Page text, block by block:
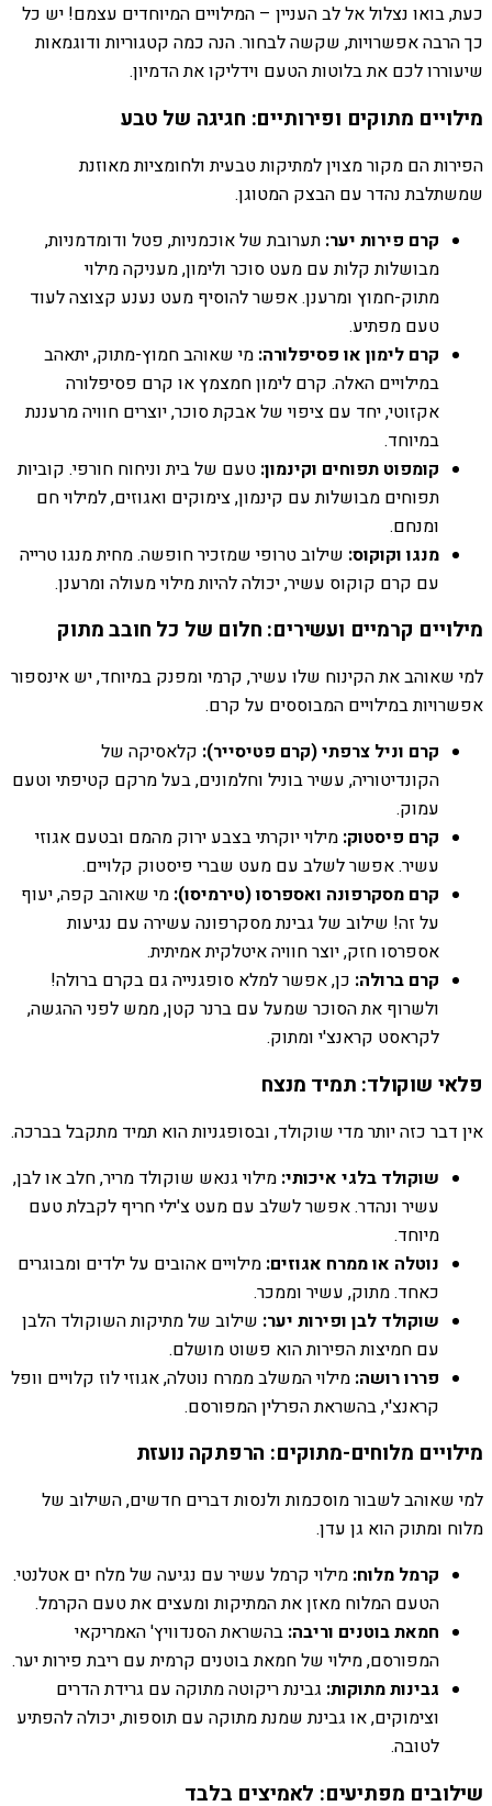
כעת, בואו נצלול אל לב העניין – המילויים המיוחדים עצמם! יש כל
כך הרבה אפשרויות, שקשה לבחור. הנה כמה קטגוריות ודוגמאות
שיעוררו לכם את בלוטות הטעם וידליקו את הדמיון.
מילויים מתוקים ופירותיים: חגיגה של טבע
הפירות הם מקור מצוין למתיקות טבעית ולחומציות מאוזנת
שמשתלבת נהדר עם הבצק המטוגן.
קרם פירות יער: תערובת של אוכמניות, פטל ודומדמניות,
מבושלות קלות עם מעט סוכר ולימון, מעניקה מילוי
מתוק-חמוץ ומרענן. אפשר להוסיף מעט נענע קצוצה לעוד
טעם מפתיע.
קרם לימון או פסיפלורה: מי שאוהב חמוץ-מתוק, יתאהב
במילויים האלה. קרם לימון חמצמץ או קרם פסיפלורה
אקזוטי, יחד עם ציפוי של אבקת סוכר, יוצרים חוויה מרעננת
במיוחד.
קומפוט תפוחים וקינמון: טעם של בית וניחוח חורפי. קוביות
תפוחים מבושלות עם קינמון, צימוקים ואגוזים, למילוי חם
ומנחם.
מנגו וקוקוס: שילוב טרופי שמזכיר חופשה. מחית מנגו טרייה
עם קרם קוקוס עשיר, יכולה להיות מילוי מעולה ומרענן.
מילויים קרמיים ועשירים: חלום של כל חובב מתוק
למי שאוהב את הקינוח שלו עשיר, קרמי ומפנק במיוחד, יש אינספור
אפשרויות במילויים המבוססים על קרם.
קרם וניל צרפתי (קרם פטיסייר): קלאסיקה של
הקונדיטוריה, עשיר בוניל וחלמונים, בעל מרקם קטיפתי וטעם
עמוק.
קרם פיסטוק: מילוי יוקרתי בצבע ירוק מהמם ובטעם אגוזי
עשיר. אפשר לשלב עם מעט שברי פיסטוק קלויים.
קרם מסקרפונה ואספרסו (טירמיסו): מי שאוהב קפה, יעוף
על זה! שילוב של גבינת מסקרפונה עשירה עם נגיעות
אספרסו חזק, יוצר חוויה איטלקית אמיתית.
קרם ברולה: כן, אפשר למלא סופגנייה גם בקרם ברולה!
ולשרוף את הסוכר שמעל עם ברנר קטן, ממש לפני ההגשה,
לקראסט קראנצ'י ומתוק.
פלאי שוקולד: תמיד מנצח
אין דבר כזה יותר מדי שוקולד, ובסופגניות הוא תמיד מתקבל בברכה.
שוקולד בלגי איכותי: מילוי גנאש שוקולד מריר, חלב או לבן,
עשיר ונהדר. אפשר לשלב עם מעט צ'ילי חריף לקבלת טעם
מיוחד.
נוטלה או ממרח אגוזים: מילויים אהובים על ילדים ומבוגרים
כאחד. מתוק, עשיר וממכר.
שוקולד לבן ופירות יער: שילוב של מתיקות השוקולד הלבן
עם חמיצות הפירות הוא פשוט מושלם.
פררו רושה: מילוי המשלב ממרח נוטלה, אגוזי לוז קלויים וופל
קראנצ'י, בהשראת הפרלין המפורסם.
מילויים מלוחים-מתוקים: הרפתקה נועזת
למי שאוהב לשבור מוסכמות ולנסות דברים חדשים, השילוב של
מלוח ומתוק הוא גן עדן.
קרמל מלוח: מילוי קרמל עשיר עם נגיעה של מלח ים אטלנטי.
הטעם המלוח מאזן את המתיקות ומעצים את טעם הקרמל.
חמאת בוטנים וריבה: בהשראת הסנדוויץ' האמריקאי
המפורסם, מילוי של חמאת בוטנים קרמית עם ריבת פירות יער.
גבינות מתוקות: גבינת ריקוטה מתוקה עם גרידת הדרים
וצימוקים, או גבינת שמנת מתוקה עם תוספות, יכולה להפתיע
לטובה.
שילובים מפתיעים: לאמיצים בלבד